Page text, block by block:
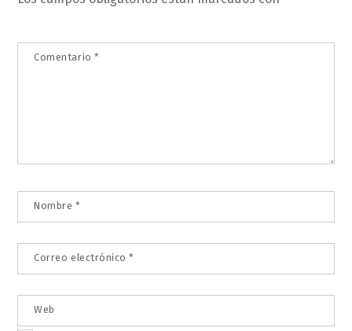
Comentario*
Nombre *
Correo electrónico*
Web